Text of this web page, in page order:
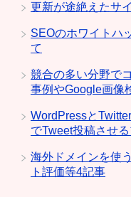
更新が途絶えたサ
SEOのホワイトハ
て
競合の多い分野で
事例やGoogle画像
WordPressと
でTweet投稿させ
海外ドメインを使
ト評価等4記事